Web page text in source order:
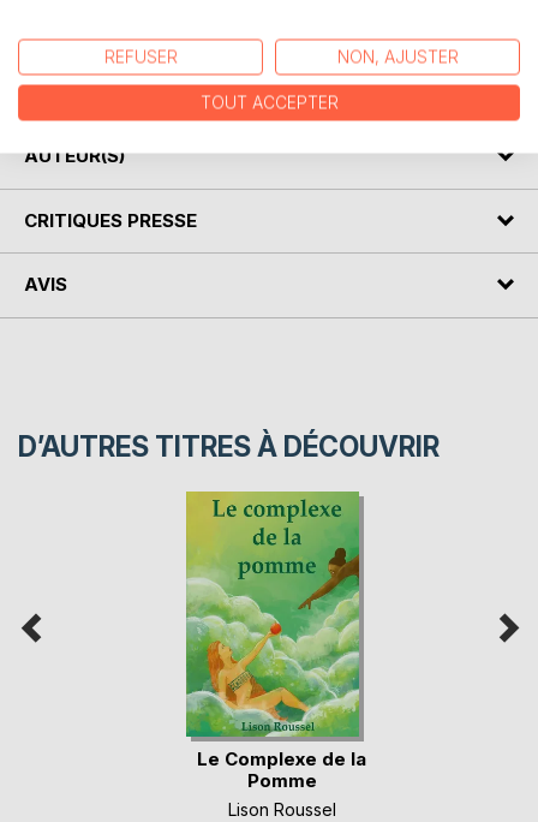
Qui est-il ?
Les légendes de leurs ancêtres peuvent-elles devenir
réalité ?
AUTEUR(S)
CRITIQUES PRESSE
AVIS
D’AUTRES TITRES À DÉCOUVRIR
Le Complexe de la
Pomme
Lison Roussel
REFUSER NON, AJUSTER
TOUT ACCEPTER